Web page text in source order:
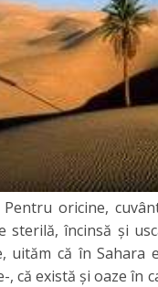
Pentru oricine,
sterilă, încinsă şi
uităm că în Sahara
, că există şi oaze în